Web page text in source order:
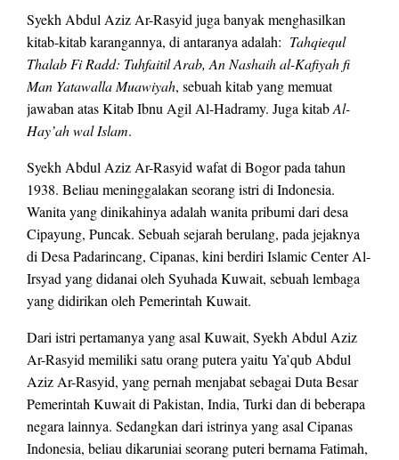
Syekh Abdul Aziz Ar-Rasyid juga banyak menghasilkan
kitab-kitab karangannya, di antaranya adalah: Tahqiequl
Thalab Fi Radd: Tuhfaitil Arab, An Nashaih al-Kafiyah fi
Man Yatawalla Muawiyah, sebuah kitab yang memuat
jawaban atas Kitab Ibnu Agil Al-Hadramy. Juga kitabAl-
Hay’ah wal Islam.
Syekh Abdul Aziz Ar-Rasyid wafat di Bogor pada tahun
1938. Beliau meninggalakan seorang istri di Indonesia.
Wanita yang dinikahinya adalah wanita pribumi dari desa
Cipayung, Puncak. Sebuah sejarah berulang, pada jejaknya
di Desa Padarincang, Cipanas, kini berdiri Islamic Center Al-
Irsyad yang didanai oleh Syuhada Kuwait, sebuah lembaga
yang didirikan oleh Pemerintah Kuwait.
Dari istri pertamanya yang asal Kuwait, Syekh Abdul Aziz
Ar-Rasyid memiliki satu orang putera yaitu Ya’qub Abdul
Aziz Ar-Rasyid, yang pernah menjabat sebagai Duta Besar
Pemerintah Kuwait di Pakistan, India, Turki dan di beberapa
negara lainnya. Sedangkan dari istrinya yang asal Cipanas
Indonesia, beliau dikaruniai seorang puteri bernama Fatimah,